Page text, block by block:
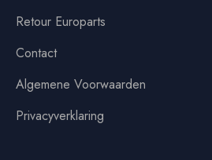
Retour Europarts
Contact
Algemene Voorwaarden
Privacyverklaring